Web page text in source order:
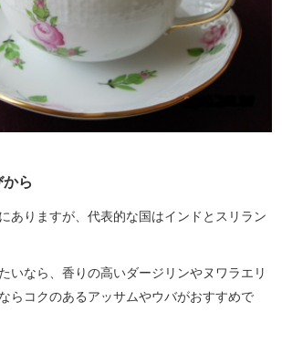
ら
ありますが、代表的な国はインドとスリラン
いなら、香りの高いダージリンやヌワラエリ
らコクのあるアッサムやウバがおすすめで